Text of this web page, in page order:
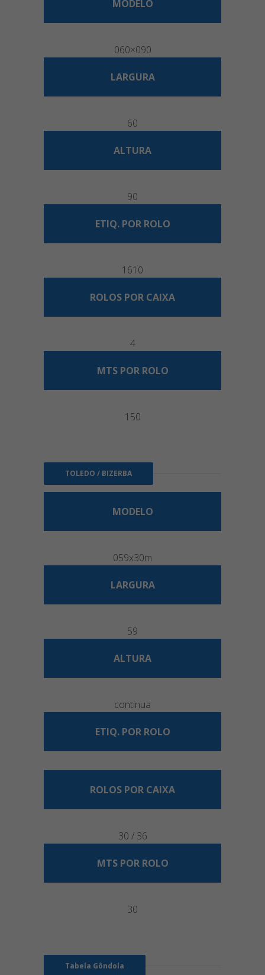
MODELO
060×090
LARGURA
60
ALTURA
90
ETIQ. POR ROLO
1610
ROLOS POR CAIXA
4
MTS POR ROLO
150
TOLEDO / BIZERBA
MODELO
059x30m
LARGURA
59
ALTURA
continua
ETIQ. POR ROLO
ROLOS POR CAIXA
30 / 36
MTS POR ROLO
30
Tabela Gôndola